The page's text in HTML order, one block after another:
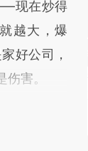
现在炒得
越大，爆
好公司，
害。